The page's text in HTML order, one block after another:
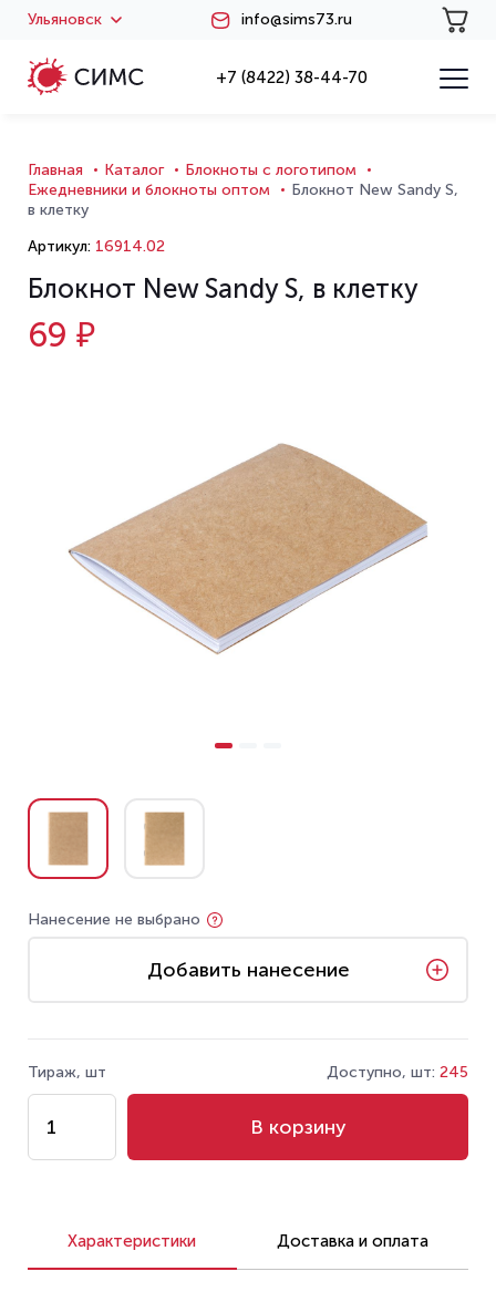
Ульяновск info@sims73.ru
+7 (8422) 38-44-70
Главная Каталог
Блокноты с логотипом
Ежедневники и блокноты оптом
Блокнот New Sandy S,
в клетку
Артикул: 16914.02
Блокнот New Sandy S, в клетку
69 ₽
Нанесение не выбрано
Добавить нанесение
Тираж, шт Доступно, шт: 245
В корзину
Характеристики Доставка и оплата